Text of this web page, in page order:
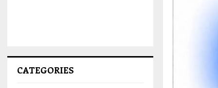
CATEGORIES